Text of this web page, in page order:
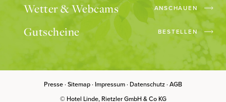
Wetter & Webcams ANSCHAUEN
Gutscheine BESTELLEN
Presse Sitemap Impressum Datenschutz AGB
© Hotel Linde, Rietzler GmbH & Co KG